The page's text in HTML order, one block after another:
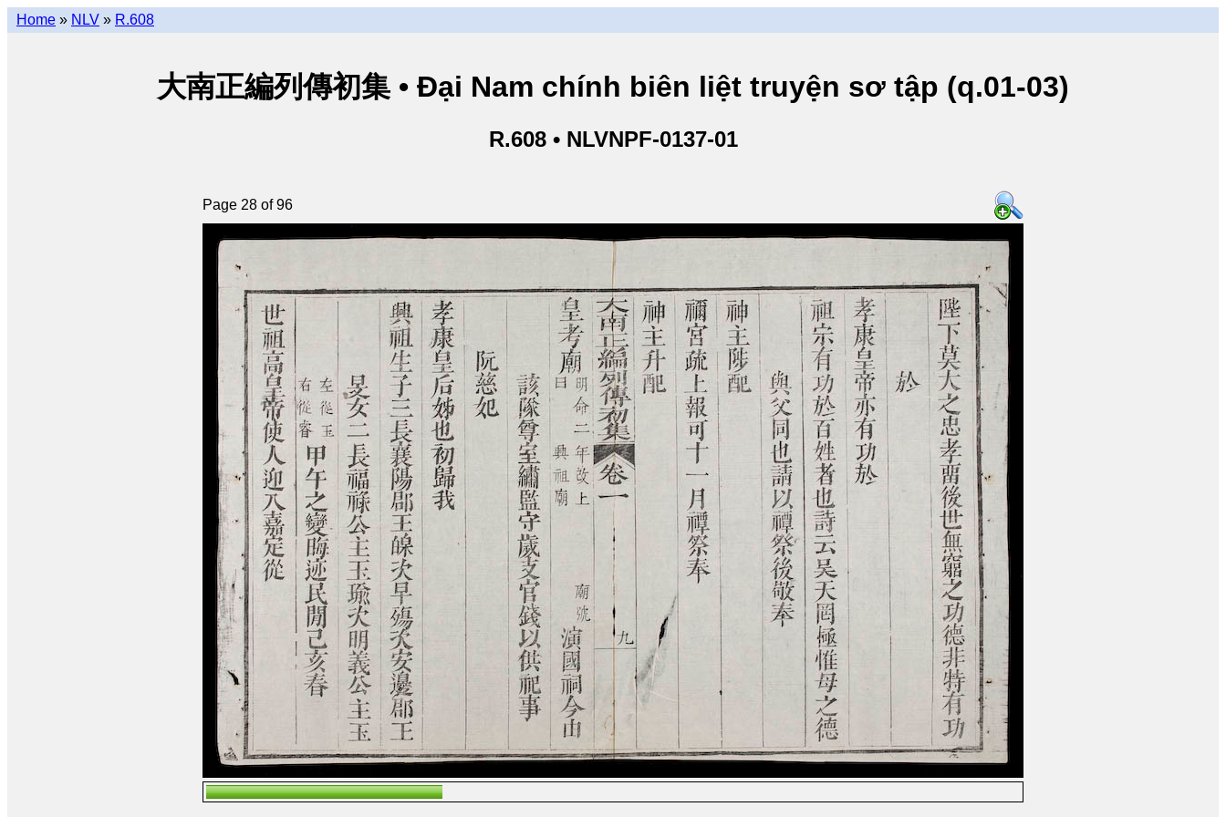
Home » NLV » R.608
大南正編列傳初集 • Đại Nam chính biên liệt truyện sơ tập (q.01-03)
R.608 • NLVNPF-0137-01
Page 28 of 96